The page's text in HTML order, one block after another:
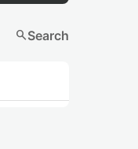
searchSearch